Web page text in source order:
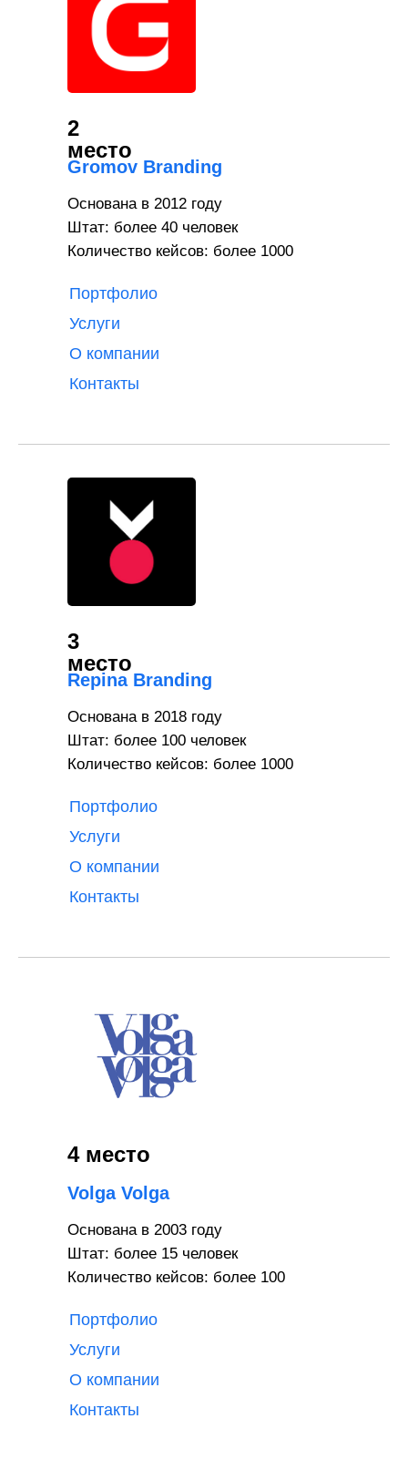
Gromov Branding
2
место
Основана в 2012 году
Штат: более 40 человек
Количество кейсов: более 1000
Портфолио
О компании
Контакты
Услуги
Repina Branding
3
место
Основана в 2018 году
Штат: более 100 человек
Количество кейсов: более 1000
Портфолио
О компании
Контакты
Услуги
4 место
Контакты
О компании
Портфолио
Основана в 2003 году
Штат: более 15 человек
Количество кейсов: более 100
Volga Volga
Услуги